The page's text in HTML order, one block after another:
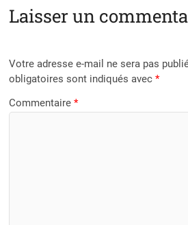
Laisser un
Votre adresse e-mail ne sera pas
obligatoires sont indiqués avec*
Commentaire*